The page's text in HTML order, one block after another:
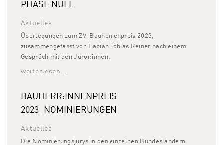
PHASE NULL
Aktuelles
Überlegungen zum ZV-Bauherrenpreis 2023,
zusammengefasst von Fabian Tobias Reiner nach einem
Gespräch mit den Juror:innen.
weiterlesen …
BAUHERR:INNENPREIS
2023_NOMINIERUNGEN
Aktuelles
Die Nominierungsjurys in den einzelnen Bundesländern